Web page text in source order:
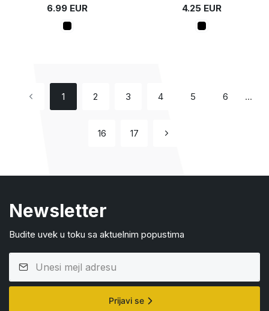
6.99 EUR 4.25 EUR
1 2 3 4 5 6 ...
16 17
Newsletter
Budite uvek u toku sa aktuelnim popustima
Prijavi se